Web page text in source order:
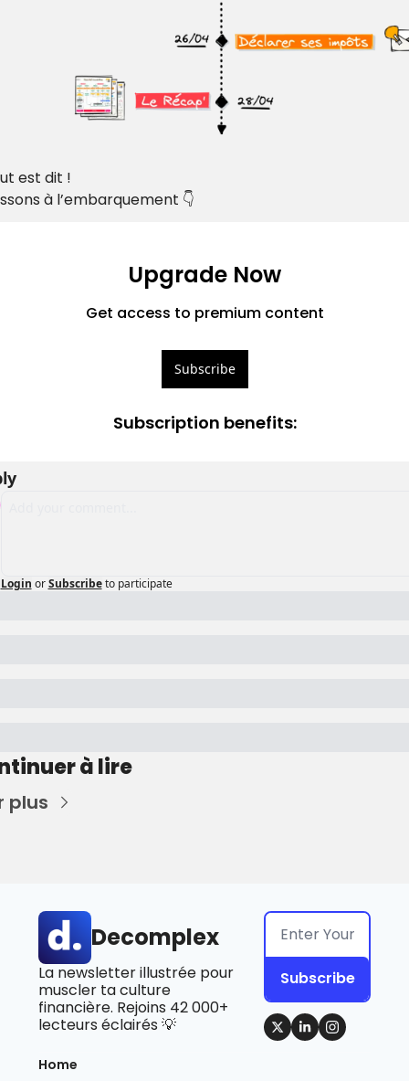
est dit !
à l’embarquement 👇
Upgrade Now
Get access to premium content
Subscribe
Subscription benefits:
Login or Subscribe to participate
à lire
plus
Decomplex
La newsletter illustrée pour
muscler ta culture
financière. Rejoins 42 000+
lecteurs éclairés 💡
Subscribe
Home